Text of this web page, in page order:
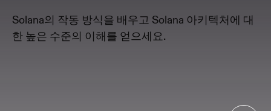
Solana의 작동 방식을 배우고 Solana 아키텍처에 대
한 높은 수준의 이해를 얻으세요.